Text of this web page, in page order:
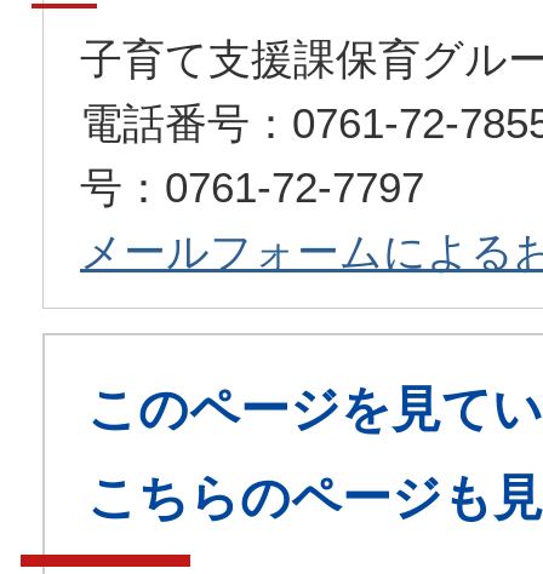
子育て支援課保育グル
電話番号：0761-72-
号：0761-72-7797
メールフォームによる
このページを見て
こちらのページも